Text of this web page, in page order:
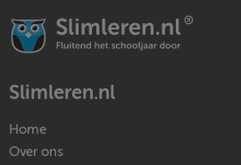
Slimleren.nl
Home
Over ons